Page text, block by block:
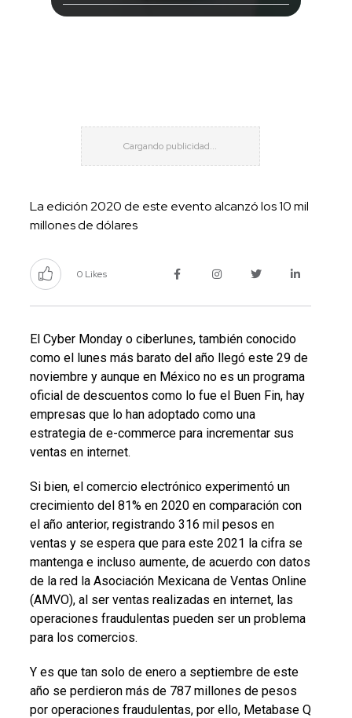
La edición 2020 de este evento alcanzó los 10 mil
millones de dólares
0 Likes
El Cyber Monday o ciberlunes, también conocido
como el lunes más barato del año llegó este 29 de
noviembre y aunque en México no es un programa
oficial de descuentos como lo fue el Buen Fin, hay
empresas que lo han adoptado como una
estrategia de e-commerce para incrementar sus
ventas en internet.
Si bien, el comercio electrónico experimentó un
crecimiento del 81% en 2020 en comparación con
el año anterior, registrando 316 mil pesos en
ventas y se espera que para este 2021 la cifra se
mantenga e incluso aumente, de acuerdo con datos
de la red la Asociación Mexicana de Ventas Online
(AMVO), al ser ventas realizadas en internet, las
operaciones fraudulentas pueden ser un problema
para los comercios.
Y es que tan solo de enero a septiembre de este
año se perdieron más de 787 millones de pesos
por operaciones fraudulentas, por ello, Metabase Q